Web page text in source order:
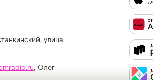
улица
, Олег